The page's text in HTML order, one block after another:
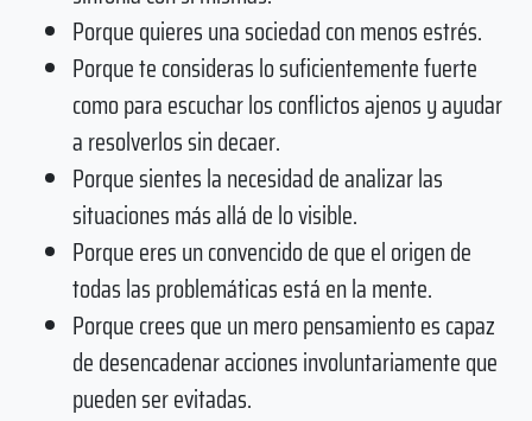
Porque quieres una sociedad con menos estrés.
Porque te consideras lo suficientemente fuerte
como para escuchar los conflictos ajenos y ayudar
a resolverlos sin decaer.
Porque sientes la necesidad de analizar las
situaciones más allá de lo visible.
Porque eres un convencido de que el origen de
todas las problemáticas está en la mente.
Porque crees que un mero pensamiento es capaz
de desencadenar acciones involuntariamente que
pueden ser evitadas.